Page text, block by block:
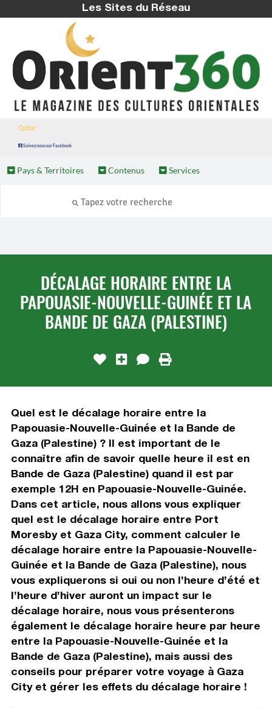
Les Sites du Réseau
Qatar
Suivez nous sur Facebook
Pays & Territoires Contenus Services
DÉCALAGE HORAIRE ENTRE LA
PAPOUASIE-NOUVELLE-GUINÉE ET LA
BANDE DE GAZA (PALESTINE)
Quel est le décalage horaire entre la
Papouasie-Nouvelle-Guinée et la Bande de
Gaza (Palestine) ? Il est important de le
connaître afin de savoir quelle heure il est en
Bande de Gaza (Palestine) quand il est par
exemple 12H en Papouasie-Nouvelle-Guinée.
Dans cet article, nous allons vous expliquer
quel est le décalage horaire entre Port
Moresby et Gaza City, comment calculer le
décalage horaire entre la Papouasie-Nouvelle-
Guinée et la Bande de Gaza (Palestine), nous
vous expliquerons si oui ou non l’heure d’été et
l’heure d’hiver auront un impact sur le
décalage horaire, nous vous présenterons
également le décalage horaire heure par heure
entre la Papouasie-Nouvelle-Guinée et la
Bande de Gaza (Palestine), mais aussi des
conseils pour préparer votre voyage à Gaza
City et gérer les effets du décalage horaire !